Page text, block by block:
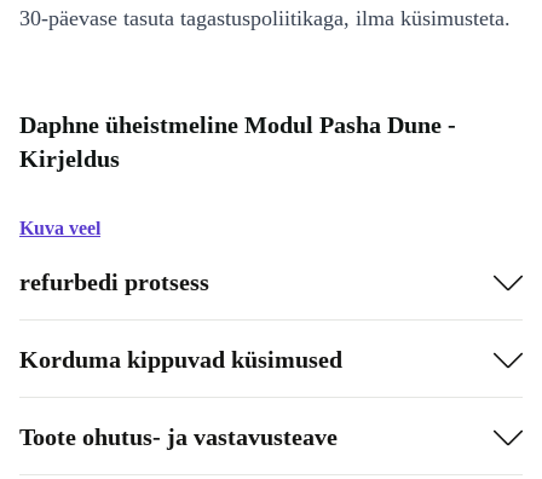
30-päevase tasuta tagastuspoliitikaga, ilma küsimusteta.
Daphne üheistmeline Modul Pasha Dune -
Kirjeldus
Kuva veel
refurbedi protsess
Korduma kippuvad küsimused
Toote ohutus- ja vastavusteave